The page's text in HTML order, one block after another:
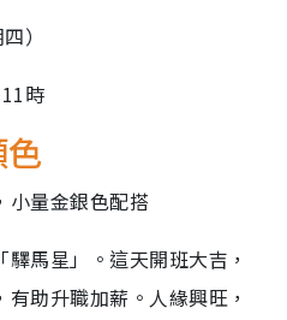
）
時
小量金銀色配搭
馬星」。這天開班大吉，
助升職加薪。人緣興旺，